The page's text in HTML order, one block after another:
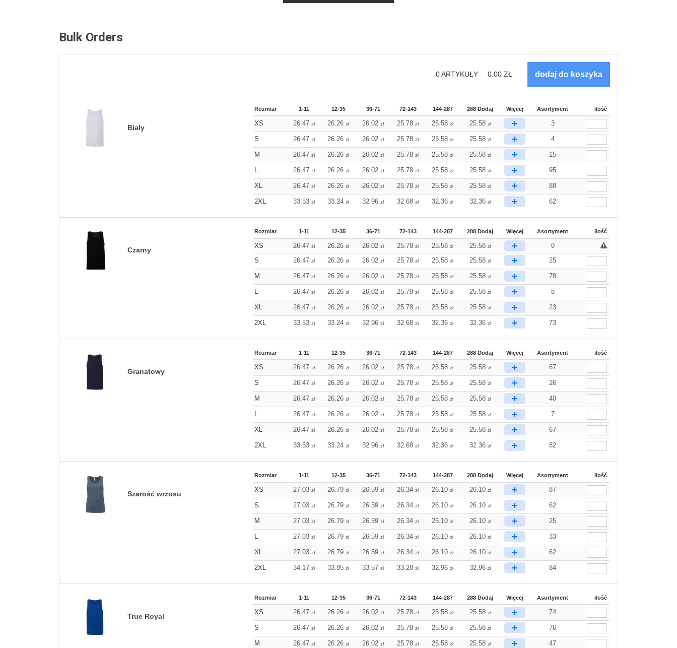
Bulk Orders
0ARTYKUŁY 0.00 ZŁ
Biały
Rozmiar 1-11 12-35 36-71 72-143 144-287 288 Dodaj Więcej Asortyment ilość
XS 26.47 zł 26.26zł 26.02zł 25.78zł 25.58zł 25.58 zł + 3
S 26.47 zł 26.26zł 26.02zł 25.78zł 25.58zł 25.58 zł + 4
M 26.47 zł 26.26zł 26.02zł 25.78zł 25.58zł 25.58 zł + 15
L 26.47 zł 26.26zł 26.02zł 25.78zł 25.58zł 25.58 zł + 95
XL 26.47 zł 26.26zł 26.02zł 25.78zł 25.58zł 25.58 zł + 88
2XL 33.53 zł 33.24zł 32.96zł 32.68zł 32.36zł 32.36 zł + 62
Czarny
Rozmiar 1-11 12-35 36-71 72-143 144-287 288 Dodaj Więcej Asortyment ilość
XS 26.47 zł 26.26zł 26.02zł 25.78zł 25.58zł 25.58 zł +
0
S
26.47 zł 26.26zł 26.02zł 25.78zł 25.58zł 25.58 zł + 25
M 26.47 zł 26.26zł 26.02zł 25.78zł 25.58zł 25.58 zł + 78
L 26.47 zł 26.26zł 26.02zł 25.78zł 25.58zł 25.58 zł + 8
XL 26.47 zł 26.26zł 26.02zł 25.78zł 25.58zł 25.58 zł + 23
2XL 33.53 zł 33.24zł 32.96zł 32.68zł 32.36zł 32.36 zł + 73
Granatowy
Rozmiar 1-11 12-35 36-71 72-143 144-287 288 Dodaj Więcej Asortyment ilość
XS 26.47 zł 26.26zł 26.02zł 25.78zł 25.58zł 25.58 zł + 67
S 26.47 zł 26.26zł 26.02zł 25.78zł 25.58zł 25.58 zł + 26
M 26.47 zł 26.26zł 26.02zł 25.78zł 25.58zł 25.58 zł + 40
L 26.47 zł 26.26zł 26.02zł 25.78zł 25.58zł 25.58 zł + 7
XL 26.47 zł 26.26zł 26.02zł 25.78zł 25.58zł 25.58 zł + 67
2XL 33.53 zł 33.24zł 32.96zł 32.68zł 32.36zł 32.36 zł + 82
Szarość wrzosu
Rozmiar 1-11 12-35 36-71 72-143 144-287 288 Dodaj Więcej Asortyment ilość
XS 27.03 zł 26.79zł 26.59zł 26.34zł 26.10zł 26.10 zł + 87
S 27.03 zł 26.79zł 26.59zł 26.34zł 26.10zł 26.10 zł + 62
M 27.03 zł 26.79zł 26.59zł 26.34zł 26.10zł 26.10 zł + 25
L 27.03 zł 26.79zł 26.59zł 26.34zł 26.10zł 26.10 zł + 33
XL 27.03 zł 26.79zł 26.59zł 26.34zł 26.10zł 26.10 zł + 62
2XL 34.17 zł 33.85zł 33.57zł 33.28zł 32.96zł 32.96 zł + 84
True Royal
Rozmiar 1-11 12-35 36-71 72-143 144-287 288 Dodaj Więcej Asortyment ilość
XS 26.47 zł 26.26zł 26.02zł 25.78zł 25.58zł 25.58 zł + 74
S 26.47 zł 26.26zł 26.02zł 25.78zł 25.58zł 25.58 zł + 76
M 26.47 zł 26.26zł 26.02zł 25.78zł 25.58zł 25.58 zł + 47